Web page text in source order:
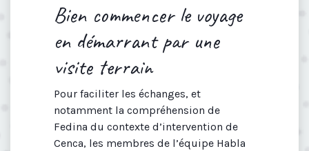
Bien commencer le voyage
en démarrant par une
visite terrain
Pour faciliter les échanges, et
notamment la compréhension de
Fedina du contexte d’intervention de
Cenca, les membres de l’équipe Habla